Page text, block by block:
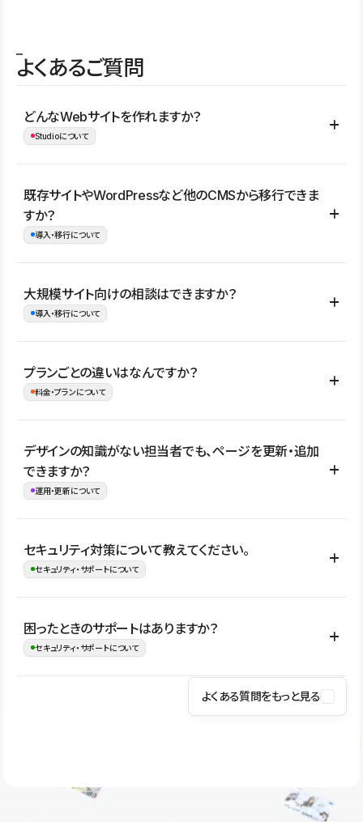
よくあるご質問
どんなWebサイトを作れますか？
Studioについて
コーポレートサイト、サービスサイト、LP、採用サイト、ブロ
グ・メディア、イベントサイト、店舗・商品紹介サイト、ポートフ
ォリオなど幅広く制作できます。
既存サイトやWordPressなど他のCMSから移行できま
すか？
導入・移行について
はい。既存サイトの構成やコンテンツ、URLを整理したうえで、
Studio上に再構築する形で移行できます。 WordPressの場合は、
イト全体のデザインや設定がそのまま移行されるわけではないた
め、移行後にページ構成やデザイン、CMS設計、URL・リダイレク
大規模サイト向けの相談はできますか？
導入・移行について
はい。アクセス規模が大きいサイトや、複数部門での運用、権限管
理、セキュリティ確認、既存システムとの連携など、個別の要件が
ない段階でも、お問い合わせください。
お問合せはこちら
プランごとの違いはなんですか？
料金・プランについて
公開ページ数、バージョン履歴の期間、CMS利用数の上限、権限
管理の有無などがプランごとに異なります。詳しくは料金プランペ
ージをご覧ください。
デザインの知識がない担当者でも、ページを更新・追加
できますか？
運用・更新について
はい。CMSやコンポーネントを活用して更新範囲を設計しておく
ことで、デザインを崩しにくい状態で運用できます。 さらにコン
ながらレイアウトに影響を与えずに更新作業を進めやすくなりま
す。
セキュリティ対策について教えてください。
セキュリティ・サポートについて
Studioでは、公開サイトやサービスを安全に利用できるよう、通信
の暗号化、データ保護、アクセス管理、脆弱性対策など、複数の観
はSSL/TLSによる通信暗号化に対応しており、悪質なスクリプトの
困ったときのサポートはありますか？
セキュリティ・サポートについて
操作方法や機能については、ヘルプセンターでご確認いただけま
ユーザー同士で質問・相談できるコミュニティもご利用ください。
よくある質問をもっと見る